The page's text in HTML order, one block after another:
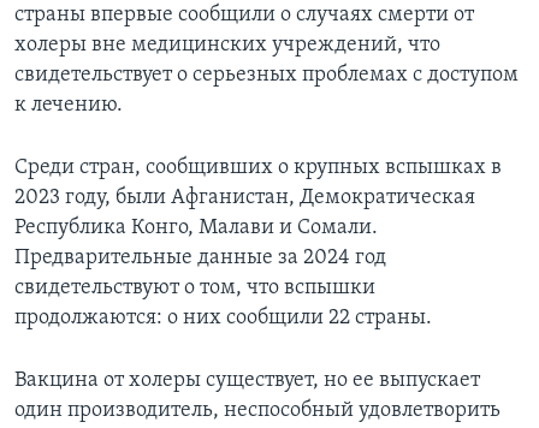
страны впервые сообщили о случаях смерти от
холеры вне медицинских учреждений, что
свидетельствует о серьезных проблемах с доступом
к лечению.
Среди стран, сообщивших о крупных вспышках в
2023 году, были Афганистан, Демократическая
Республика Конго, Малави и Сомали.
Предварительные данные за 2024 год
свидетельствуют о том, что вспышки
продолжаются: о них сообщили 22 страны.
Вакцина от холеры существует, но ее выпускает
один производитель, неспособный удовлетворить